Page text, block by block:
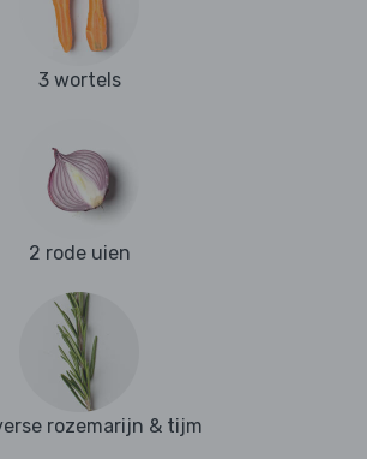
3 wortels
2 rode uien
rozemarijn & tijm